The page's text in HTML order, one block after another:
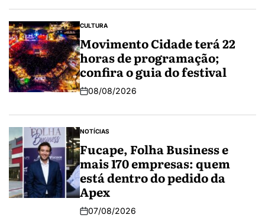
CULTURA
Movimento Cidade terá 22
horas de programação;
confira o guia do festival
08/08/2026
NOTÍCIAS
Fucape, Folha Business e
mais 170 empresas: quem
está dentro do pedido da
Apex
07/08/2026